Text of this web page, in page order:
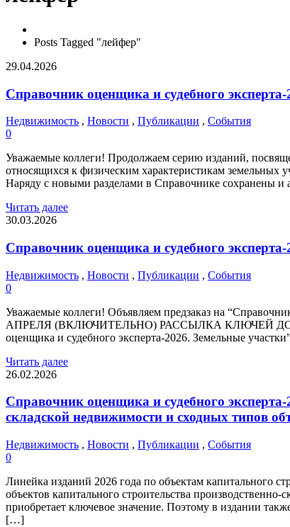
Posts Tagged "лейфер"
29.04.2026
Справочник оценщика и судебного
Недвижимость , Новости , Публикации , События
0
Уважаемые коллеги! Продолжаем серию изданий,
относящихся к физическим характеристикам земельных
Наряду с новыми разделами в Справочнике сохранены
Читать далее
30.03.2026
Справочник оценщика и судебного
Недвижимость , Новости , Публикации , События
0
Уважаемые коллеги! Объявляем предзаказ на
АПРЕЛЯ (ВКЛЮЧИТЕЛЬНО) РАССЫЛКА КЛЮЧЕЙ
оценщика и судебного эксперта-2026. Земельные
Читать далее
26.02.2026
Справочник оценщика и судебного
складской недвижимости и сходных типов
Недвижимость , Новости , Публикации , События
0
Линейка изданий 2026 года по объектам капитального
объектов капитального строительства
приобретает ключевое значение. Поэтому в издании
[…]